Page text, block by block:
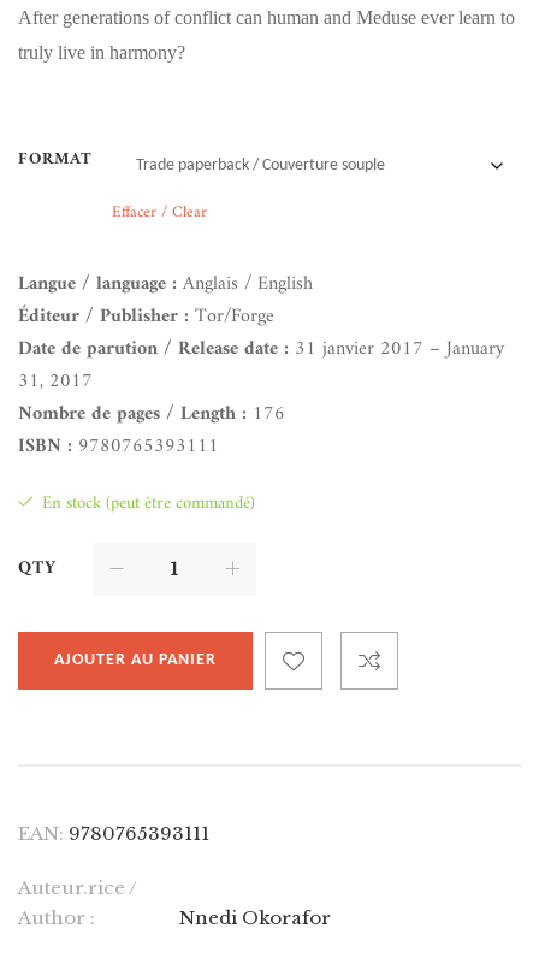
After generations of conflict can human and Meduse ever learn to
truly live in harmony?
FORMAT
Effacer / Clear
Langue / language :Anglais / English
Éditeur / Publisher :Tor/Forge
Date de parution / Release date : 31 janvier 2017 – January
31, 2017
Nombre de pages / Length : 176
ISBN : 9780765393111
En stock (peut être commandé)
QTY
AJOUTER AU PANIER
EAN: 9780765393111
Auteur.rice /
Author :
Nnedi Okorafor